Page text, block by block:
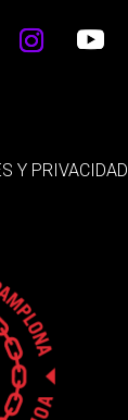
Y PRIVACIDAD